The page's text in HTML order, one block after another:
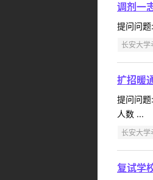
调剂一
提问问
长安大学
扩招暖
提问问
人数 ...
长安大学
复试学